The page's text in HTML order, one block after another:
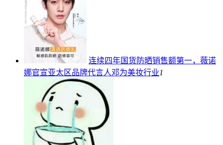
连续四年国货防晒销售额第一，薇诺
娜官宣亚太区品牌代言人邓为美妆行业1